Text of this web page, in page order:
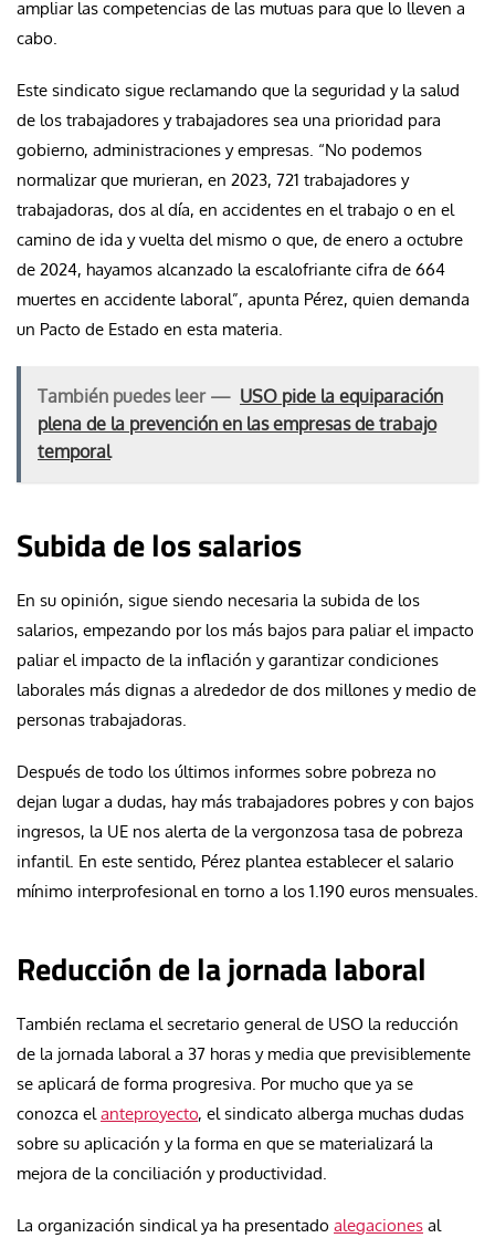
ampliar las competencias de las mutuas para que lo lleven a
cabo.
Este sindicato sigue reclamando que la seguridad y la salud
de los trabajadores y trabajadores sea una prioridad para
gobierno, administraciones y empresas. “No podemos
normalizar que murieran, en 2023, 721 trabajadores y
trabajadoras, dos al día, en accidentes en el trabajo o en el
camino de ida y vuelta del mismo o que, de enero a octubre
de 2024, hayamos alcanzado la escalofriante cifra de 664
muertes en accidente laboral”, apunta Pérez, quien demanda
un Pacto de Estado en esta materia.
También puedes leer — USO pide la equiparación
plena de la prevención en las empresas de trabajo
temporal
Subida de los salarios
En su opinión, sigue siendo necesaria la subida de los
salarios, empezando por los más bajos para paliar el impacto
paliar el impacto de la inflación y garantizar condiciones
laborales más dignas a alrededor de dos millones y medio de
personas trabajadoras.
Después de todo los últimos informes sobre pobreza no
dejan lugar a dudas, hay más trabajadores pobres y con bajos
ingresos, la UE nos alerta de la vergonzosa tasa de pobreza
infantil. En este sentido, Pérez plantea establecer el salario
mínimo interprofesional en torno a los 1.190 euros mensuales.
Reducción de la jornada laboral
También reclama el secretario general de USO la reducción
de la jornada laboral a 37 horas y media que previsiblemente
se aplicará de forma progresiva. Por mucho que ya se
conozca elanteproyecto, el sindicato alberga muchas dudas
sobre su aplicación y la forma en que se materializará la
mejora de la conciliación y productividad.
La organización sindical ya ha presentado alegaciones al